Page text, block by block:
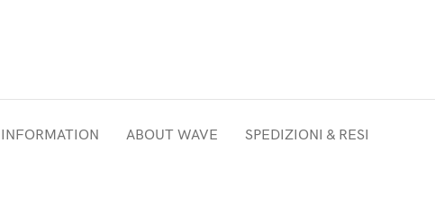
ABOUT WAVE SPEDIZIONI & RESI